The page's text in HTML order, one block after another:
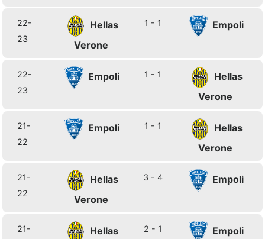
22-
23
Hellas
Verone
1 - 1 Empoli
22-
23
Empoli 1 - 1
Hellas
Verone
21-
22
Empoli 1 - 1
Hellas
Verone
21-
22
Hellas
Verone
3 - 4 Empoli
21-
Hellas
2 - 1 Empoli